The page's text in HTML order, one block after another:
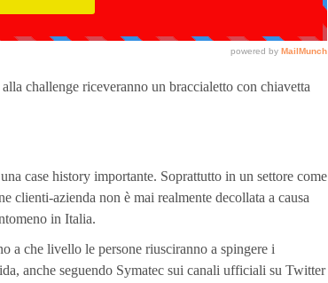
challenge riceveranno un braccialetto con chiavetta
case history importante. Soprattutto in un settore come
clienti-azienda non è mai realmente decollata a causa
in Italia.
a che livello le persone riusciranno a spingere i
anche seguendo Symatec sui canali ufficiali su Twitter